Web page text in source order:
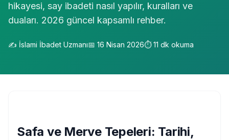
hikayesi, say ibadeti nasıl yapılır, kuralları ve
duaları. 2026 güncel kapsamlı rehber.
✍️ İslami İbadet Uzmanı📅 16 Nisan 2026⏱️11 dk okuma
Safa ve Merve Tepeleri: Tarihi,